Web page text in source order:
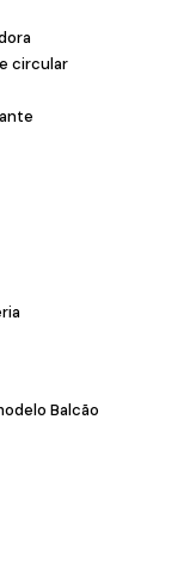
e feriados com
Siga nosso
circular
Balcão